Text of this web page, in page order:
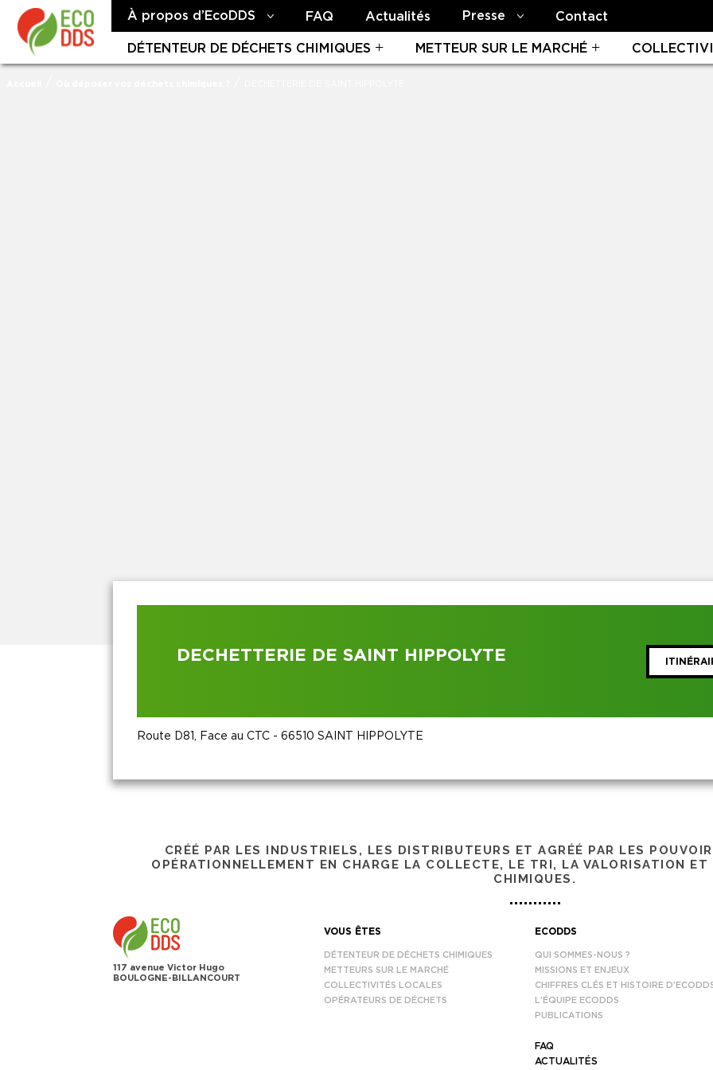
À propos d’EcoDDS FAQ Actualités Presse Contact
DÉTENTEUR DE DÉCHETS CHIMIQUES METTEUR SUR LE MARCHÉ
DECHETTERIE DE SAINT HIPPOLYTE
Route D81, Face au CTC - 66510 SAINT HIPPOLYTE
CRÉÉ PAR LES INDUSTRIELS, LES DISTRIBUTEURS ET AGRÉÉ PAR LES
OPÉRATIONNELLEMENT EN CHARGE LA COLLECTE, LE TRI, LA VALORISATION ET
CHIMIQUES.
117 avenue Victor Hugo
BOULOGNE-BILLANCOURT
VOUS ÊTES
DÉTENTEUR DE DÉCHETS CHIMIQUES
METTEURS SUR LE MARCHÉ
COLLECTIVITÉS LOCALES
OPÉRATEURS DE DÉCHETS
ECODDS
QUI SOMMES-NOUS ?
MISSIONS ET ENJEUX
CHIFFRES CLÉS ET HISTOIRE
L’ÉQUIPE ECODDS
PUBLICATIONS
FAQ
ACTUALITÉS